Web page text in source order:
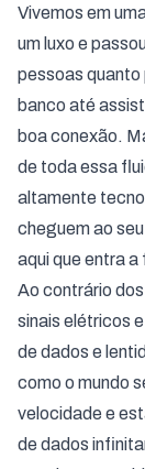
Vivemos em
um luxo e
pessoas quanto
banco até
boa conexão.
de toda essa
altamente
cheguem ao
aqui que entra
Ao contrário
sinais elétricos
de dados e
como o mundo
velocidade e
de dados